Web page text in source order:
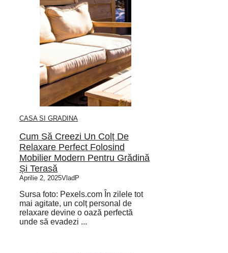
CASA SI GRADINA
Cum Să Creezi Un Colț De
Relaxare Perfect Folosind
Mobilier Modern Pentru Grădină
Și Terasă
Aprilie 2, 2025VladP
Sursa foto: Pexels.com În zilele tot
mai agitate, un colț personal de
relaxare devine o oază perfectă
unde să evadezi ...